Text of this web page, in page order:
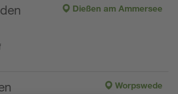
Dießen am Ammersee
Worpswede